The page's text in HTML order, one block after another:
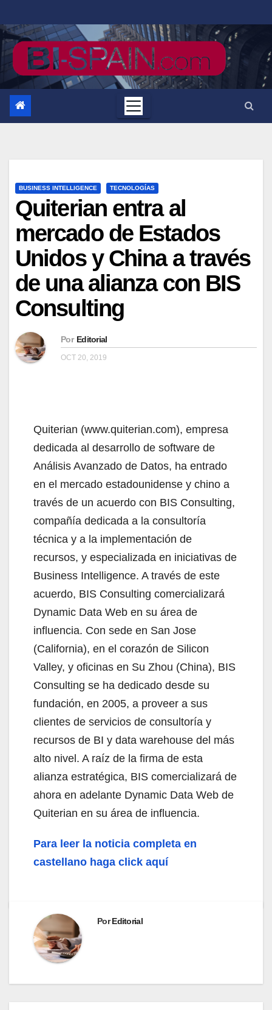
al
contenido
BUSINESS INTELLIGENCE TECNOLOGÍAS
Quiterian entra al
mercado de Estados
Unidos y China a través
de una alianza con BIS
Consulting
Por Editorial
OCT 20, 2019
Quiterian (www.quiterian.com), empresa
dedicada al desarrollo de software de
Análisis Avanzado de Datos, ha entrado
en el mercado estadounidense y chino a
través de un acuerdo con BIS Consulting,
compañía dedicada a la consultoría
técnica y a la implementación de
recursos, y especializada en iniciativas de
Business Intelligence. A través de este
acuerdo, BIS Consulting comercializará
Dynamic Data Web en su área de
influencia. Con sede en San Jose
(California), en el corazón de Silicon
Valley, y oficinas en Su Zhou (China), BIS
Consulting se ha dedicado desde su
fundación, en 2005, a proveer a sus
clientes de servicios de consultoría y
recursos de BI y data warehouse del más
alto nivel. A raíz de la firma de esta
alianza estratégica, BIS comercializará de
ahora en adelante Dynamic Data Web de
Quiterian en su área de influencia.
Para leer la noticia completa en
castellano haga click aquí
PorEditorial